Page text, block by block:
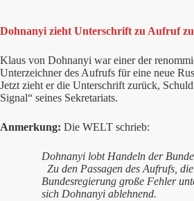
Dohnanyi zieht Unterschrift zu Aufruf
Klaus von Dohnanyi war einer der
Unterzeichner des Aufrufs für eine neue
Jetzt zieht er die Unterschrift zurück,
Signal“ seines Sekretariats.
Anmerkung: Die WELT schrieb:
Dohnanyi lobt Handeln der
Zu den Passagen des Aufrufs,
Bundesregierung große Fehler
sich Dohnanyi ablehnend.